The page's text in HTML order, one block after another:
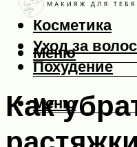
Макияж
Косметика
Уход за
Похудение
Меню
Меню
Как